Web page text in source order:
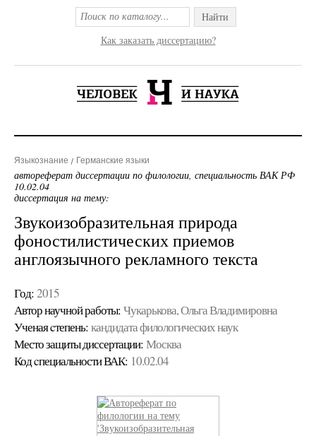
Найти
Как заказать диссертацию?
Языкознание Германские языки
автореферат диссертации по филологии, специальность ВАК РФ
10.02.04
диссертация на тему:
Звукоизобразительная природа
фоностилистических приемов
англоязычного рекламного текста
Год: 2015
Автор научной работы: Чукарькова, Ольга Владимировна
Ученая cтепень: кандидата филологических наук
Место защиты диссертации: Москва
Код cпециальности ВАК: 10.02.04